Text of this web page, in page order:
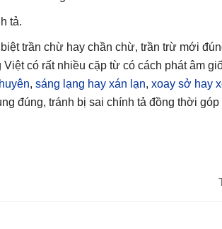
tả.
trần chừ hay chần chừ, trần trừ mới
có rất nhiều cặp từ có cách phát âm
, sáng lạng hay xán lạn, xoay sở hay
đúng, tránh bị sai chính tả đồng thời